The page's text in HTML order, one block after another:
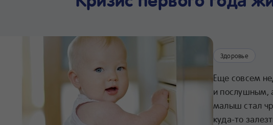
Здоровье
Еще совсем
и послушным,
малыш стал
куда-то